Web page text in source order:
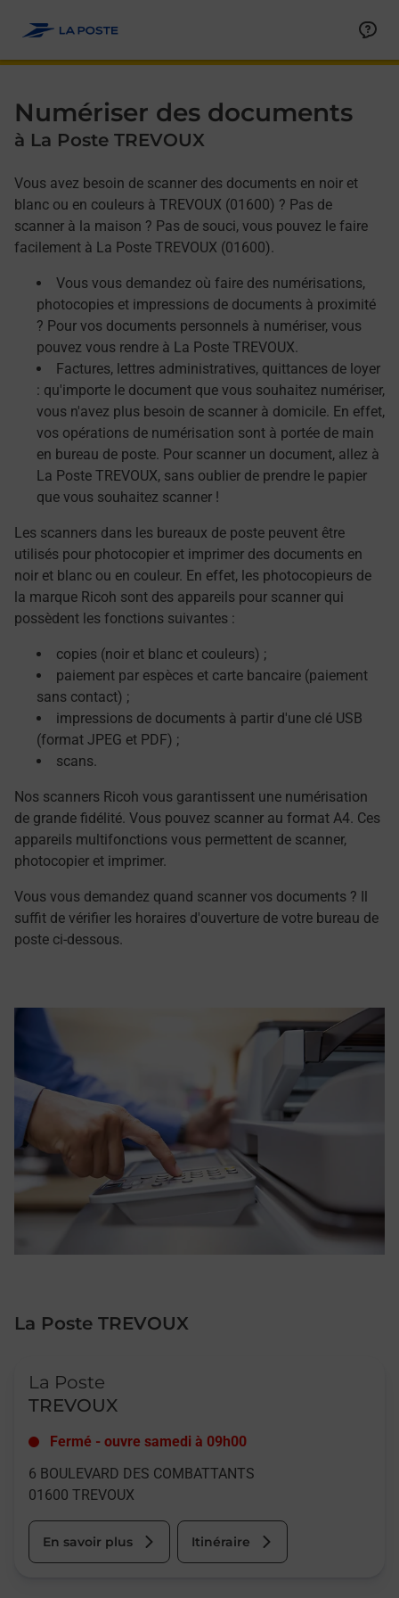
Numériser des documents
à La Poste TREVOUX
Vous avez besoin de scanner des documents en noir et
blanc ou en couleurs à TREVOUX (01600) ? Pas de
scanner à la maison ? Pas de souci, vous pouvez le faire
facilement à La Poste TREVOUX (01600).
Vous vous demandez où faire des numérisations,
photocopies et impressions de documents à proximité
? Pour vos documents personnels à numériser, vous
pouvez vous rendre à La Poste TREVOUX.
Factures, lettres administratives, quittances de loyer
: qu'importe le document que vous souhaitez numériser,
vous n'avez plus besoin de scanner à domicile. En effet,
vos opérations de numérisation sont à portée de main
en bureau de poste. Pour scanner un document, allez à
La Poste TREVOUX, sans oublier de prendre le papier
que vous souhaitez scanner !
Les scanners dans les bureaux de poste peuvent être
utilisés pour photocopier et imprimer des documents en
noir et blanc ou en couleur. En effet, les photocopieurs de
la marque Ricoh sont des appareils pour scanner qui
possèdent les fonctions suivantes :
copies (noir et blanc et couleurs) ;
paiement par espèces et carte bancaire (paiement
sans contact) ;
impressions de documents à partir d'une clé USB
(format JPEG et PDF) ;
scans.
Nos scanners Ricoh vous garantissent une numérisation
de grande fidélité. Vous pouvez scanner au format A4. Ces
appareils multifonctions vous permettent de scanner,
photocopier et imprimer.
Vous vous demandez quand scanner vos documents ? Il
suffit de vérifier les horaires d'ouverture de votre bureau de
poste ci-dessous.
La Poste TREVOUX
La Poste
TREVOUX
Fermé - ouvre samedi à 09h00
6 BOULEVARD DES COMBATTANTS
01600 TREVOUX
En savoir plus Itinéraire